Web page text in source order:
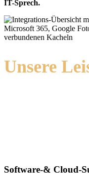
IT-Sprech.
Unsere
Software-& Cloud-